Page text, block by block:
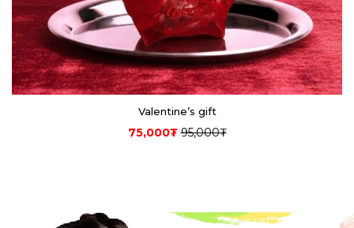
Valentine’s gift
75,000₮ 95,000₮